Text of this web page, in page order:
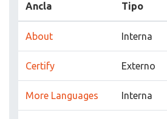
Ancla Tipo
About Interna
Certify Externo
More Languages Interna